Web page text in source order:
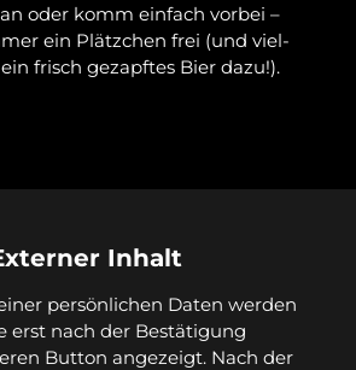
oder komm einfach vorbei –
ein Plätzchen frei (und viel-
frisch gezapftes Bier dazu!).
Inhalt
persönlichen Daten werden
erst nach der Bestätigung
Button angezeigt. Nach der